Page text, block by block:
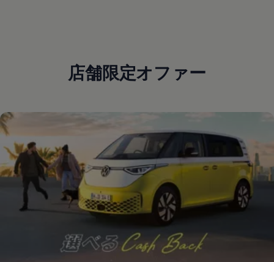
店舗限定オファー